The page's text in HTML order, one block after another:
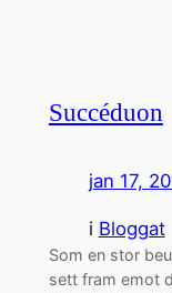
Succéduon
jan 17,
i Bloggat
Som en stor
sett fram emot